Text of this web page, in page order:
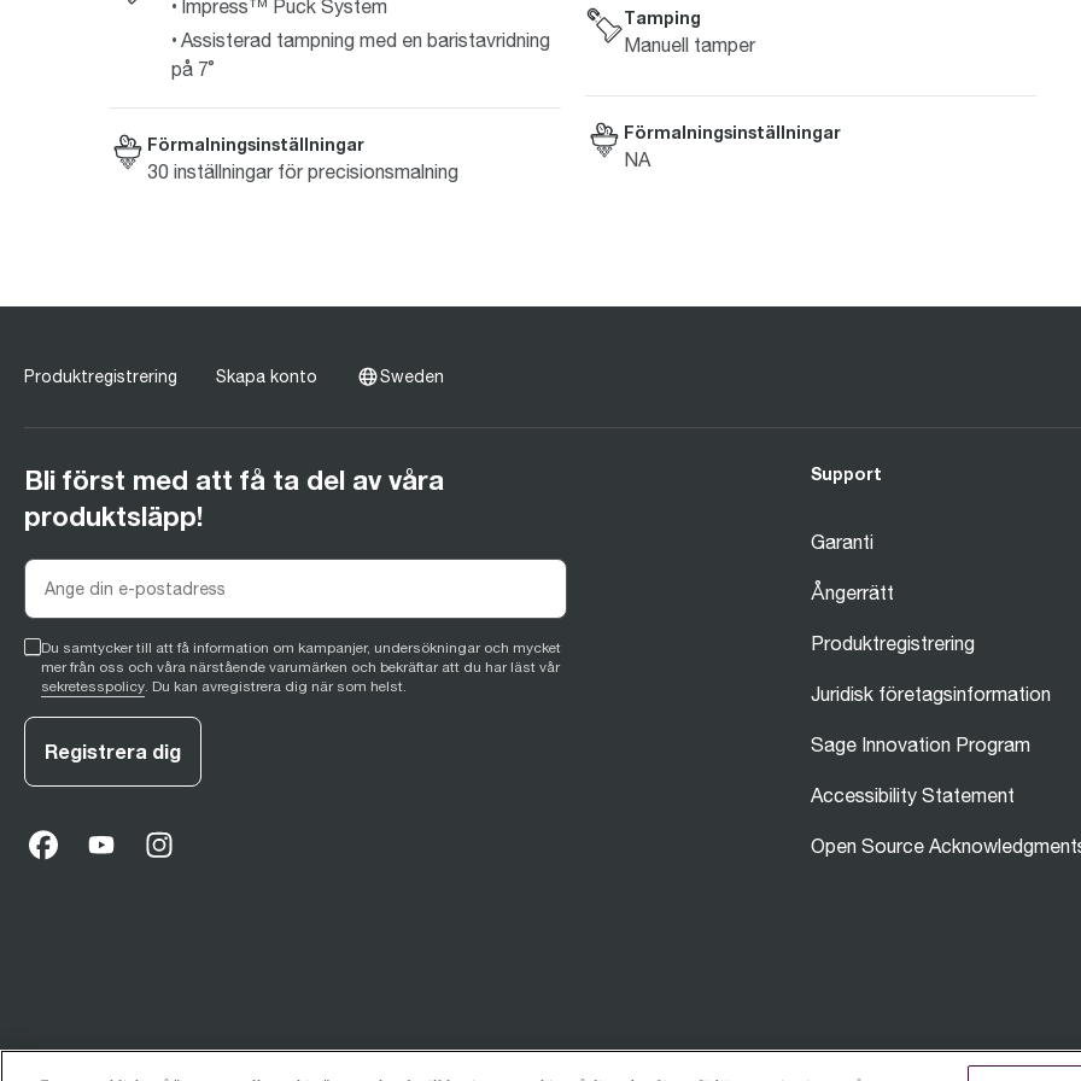
Impress™ Puck System
Assisterad tampning med en baristavridning
på 7˚
Förmalningsinställningar
30 inställningar för precisionsmalning
Tamping
Manuell tamper
Förmalningsinställningar
NA
Produktregistrering Skapa konto Sweden
Bli först med att få ta del av våra
produktsläpp!
Du samtycker till att få information om kampanjer, undersökningar och mycket
mer från oss och våra närstående varumärken och bekräftar att du har läst vår
sekretesspolicy . Du kan avregistrera dig när som helst.
Registrera dig
facebook
opens in new tab
youtube
opens in new tab
instagram
opens in new tab
© 2026 Breville Pty Limited. Alla rättigheter förbehållna.
Support
Garanti
Ångerrätt
Produktregistrering
Juridisk företagsinformation
Sage Innovation Program
Accessibility Statement
Open Source
En del av innehållet på denna